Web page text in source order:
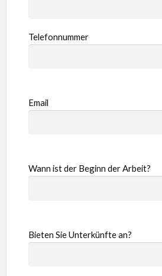
Telefonnummer
Email
Wann ist der Beginn der Arbeit?
Bieten Sie Unterkünfte an?